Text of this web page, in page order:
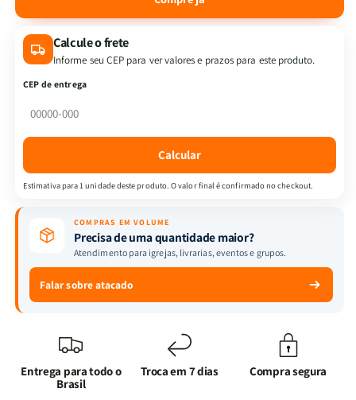
Vencendo
as
Tempestades
Vida
|
Durham
Vencendo
as
Tempestades
Calcule o frete
Informe seu CEP para ver valores e prazos para este produto.
CEP de entrega
Calcular
Estimativa para 1 unidade deste produto. O valor final é confirmado no checkout.
COMPRAS EM VOLUME
Precisa de uma quantidade maior?
Atendimento para igrejas, livrarias, eventos e grupos.
Falar sobre atacado
Entrega para todo o
Brasil
Troca em 7 dias Compra segura